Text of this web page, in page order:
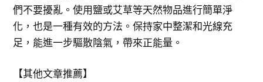
們不要擾亂。使用鹽或艾草等天然物品進行簡單淨
化，也是一種有效的方法。保持家中整潔和光線充
足，能進一步驅散陰氣，帶來正能量。
【其他文章推薦】